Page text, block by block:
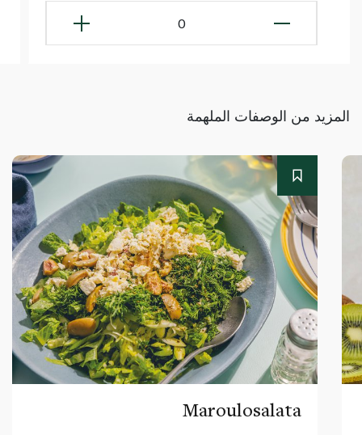
0
المزيد من الوصفات الملهمة
Maroulosalata